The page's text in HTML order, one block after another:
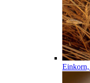
Einkorn,